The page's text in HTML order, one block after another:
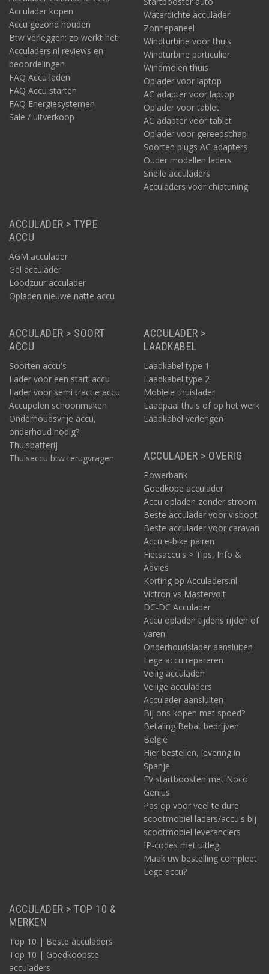
Acculader kopen
Accu gezond houden
Btw verleggen: zo werkt het
Acculaders.nl reviews en
beoordelingen
FAQ Accu laden
FAQ Accu starten
FAQ Energiesystemen
Sale / uitverkoop
Waterdichte acculader
Zonnepaneel
Windturbine voor thuis
Windturbine particulier
Windmolen thuis
Oplader voor laptop
AC adapter voor laptop
Oplader voor tablet
AC adapter voor tablet
Oplader voor gereedschap
Soorten plugs AC adapters
Ouder modellen laders
Snelle acculaders
Acculaders voor chiptuning
ACCULADER > TYPE
ACCU
AGM acculader
Gel acculader
Loodzuur acculader
Opladen nieuwe natte accu
ACCULADER > SOORT
ACCU
Soorten accu's
Lader voor een start-accu
Lader voor semi tractie accu
Accupolen schoonmaken
Onderhoudsvrije accu,
onderhoud nodig?
Thuisbatterij
Thuisaccu btw terugvragen
ACCULADER >
LAADKABEL
Laadkabel type 1
Laadkabel type 2
Mobiele thuislader
Laadpaal thuis of op het werk
Laadkabel verlengen
ACCULADER > OVERIG
Powerbank
Goedkope acculader
Accu opladen zonder stroom
Beste acculader voor visboot
Beste acculader voor caravan
Accu e-bike pairen
Fietsaccu's > Tips, Info &
Advies
Korting op Acculaders.nl
Victron vs Mastervolt
DC-DC Acculader
Accu opladen tijdens rijden of
varen
Onderhoudslader aansluiten
Lege accu repareren
Veilig acculaden
Veilige acculaders
Acculader aansluiten
Bij ons kopen met spoed?
Betaling Bebat bedrijven
België
Hier bestellen, levering in
Spanje
EV startboosten met Noco
Genius
Pas op voor veel te dure
scootmobiel laders/accu's bij
scootmobiel leveranciers
IP-codes met uitleg
Maak uw bestelling compleet
Lege accu?
ACCULADER > TOP 10 &
MERKEN
Top 10 | Beste acculaders
Top 10 | Goedkoopste
acculaders